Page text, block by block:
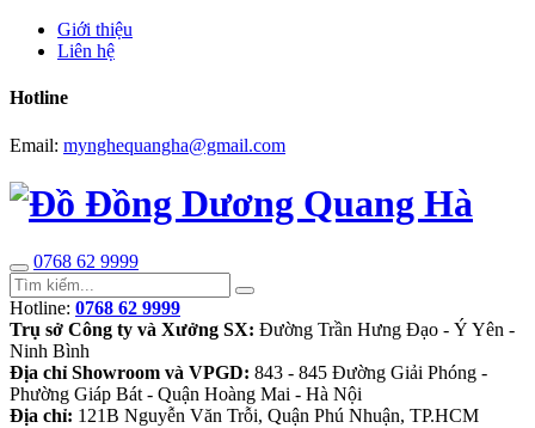
Giới thiệu
Liên hệ
Hotline
Email: mynghequangha@gmail.com
0768 62 9999
Hotline: 0768 62 9999
Trụ sở Công ty và Xưởng SX: Đường Trần Hưng Đạo - Ý Yên -
Ninh Bình
Địa chỉ Showroom và VPGD: 843 - 845 Đường Giải Phóng -
Phường Giáp Bát - Quận Hoàng Mai - Hà Nội
Địa chỉ: 121B Nguyễn Văn Trỗi, Quận Phú Nhuận, TP.HCM